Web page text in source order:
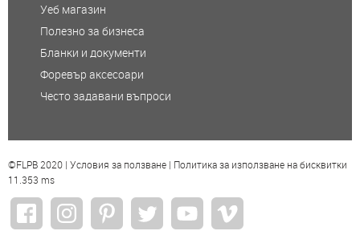
Уеб магазин
Полезно за бизнеса
Бланки и документи
Форевър аксесоари
Често задавани въпроси
©FLPB 2020 | Условия за ползване | Политика за използване на бисквитки
11.353 ms